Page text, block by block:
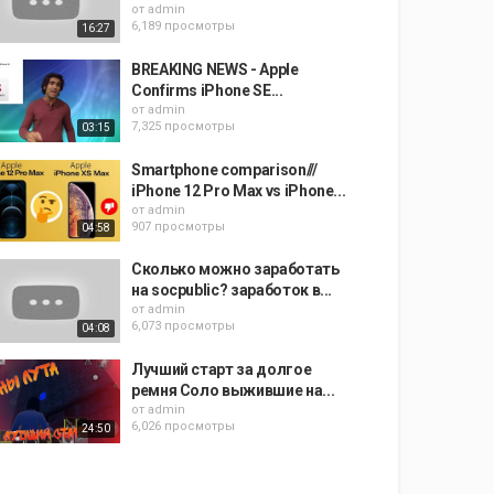
16:27
от admin
6,189 просмотры
03:15
BREAKING NEWS - Apple
Confirms iPhone SE...
от admin
7,325 просмотры
04:58
Smartphone comparison///
iPhone 12 Pro Max vs iPhone...
от admin
907 просмотры
04:08
Сколько можно заработать
на socpublic? заработок в...
от admin
6,073 просмотры
24:50
Лучший старт за долгое
ремня Соло выжившие на...
от admin
6,026 просмотры